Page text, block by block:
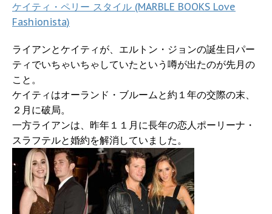
ケイティ・ペリー スタイル (MARBLE BOOKS Love
Fashionista)
ライアンとケイティが、エルトン・ジョンの誕生日パー
ティでいちゃいちゃしていたという噂が出たのが先月の
こと。
ケイティはオーランド・ブルームと約１年の交際の末、
２月に破局。
一方ライアンは、昨年１１月に長年の恋人ポーリーナ・
スラフテルと婚約を解消していました。